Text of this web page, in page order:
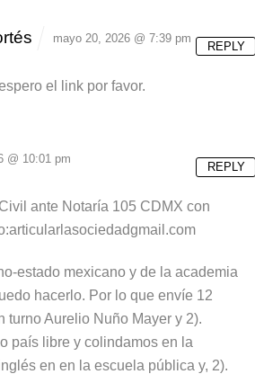
mayo 20, 2026 @ 7:39 pm
el link por favor.
REPLY
@ 10:01 pm
ante Notaría 105 CDMX con
estado mexicano y de la academia
hacerlo. Por lo que envíe 12
turno Aurelio Nuño Mayer y 2).
país libre y colindamos en la
en en la escuela pública y, 2).
REPLY